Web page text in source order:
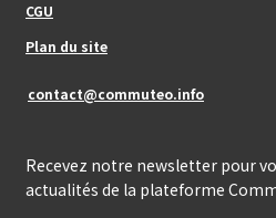
CGU
Plan du site
contact@commuteo.info
Recevez notre newsletter pour
actualités de la plateforme